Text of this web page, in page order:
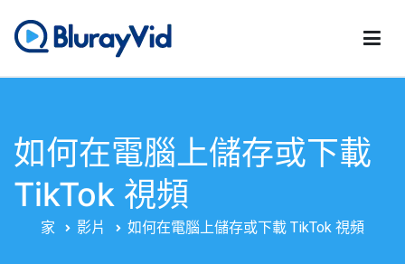
藍光影片
如何在電腦上儲存或下載
TikTok 視頻
家 影片 如何在電腦上儲存或下載 TikTok 視頻